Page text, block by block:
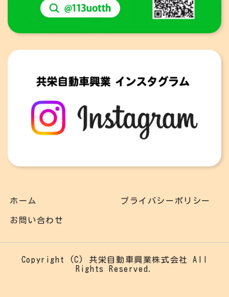
ホーム プライバシーポリシー
お問い合わせ
Copyright (C) 共栄自動車興業株式会社 All
Rights Reserved.